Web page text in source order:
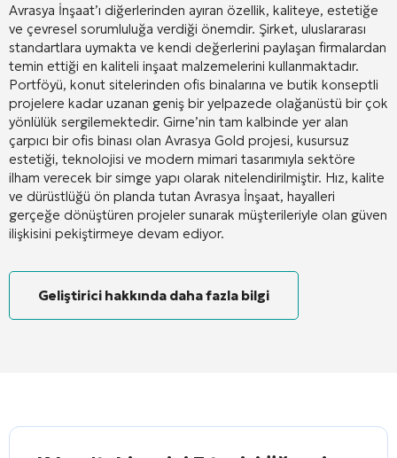
Avrasya İnşaat’ı diğerlerinden ayıran özellik, kaliteye, estetiğe
ve çevresel sorumluluğa verdiği önemdir. Şirket, uluslararası
standartlara uymakta ve kendi değerlerini paylaşan firmalardan
temin ettiği en kaliteli inşaat malzemelerini kullanmaktadır.
Portföyü, konut sitelerinden ofis binalarına ve butik konseptli
projelere kadar uzanan geniş bir yelpazede olağanüstü bir çok
yönlülük sergilemektedir. Girne’nin tam kalbinde yer alan
çarpıcı bir ofis binası olan Avrasya Gold projesi, kusursuz
estetiği, teknolojisi ve modern mimari tasarımıyla sektöre
ilham verecek bir simge yapı olarak nitelendirilmiştir. Hız, kalite
ve dürüstlüğü ön planda tutan Avrasya İnşaat, hayalleri
gerçeğe dönüştüren projeler sunarak müşterileriyle olan güven
ilişkisini pekiştirmeye devam ediyor.
Geliştirici hakkında daha fazla bilgi